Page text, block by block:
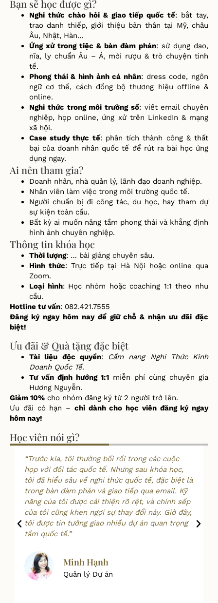
Bạn sẽ học được gì?
Nghi thức chào hỏi & giao tiếp quốc tế: bắt tay,
trao danh thiếp, giới thiệu bản thân tại Mỹ, châu
Âu, Nhật, Hàn…
Ứng xử trong tiệc & bàn đàm phán: sử dụng dao,
nĩa, ly chuẩn Âu – Á, mời rượu & trò chuyện tinh
tế.
Phong thái & hình ảnh cá nhân: dress code, ngôn
ngữ cơ thể, cách đồng bộ thương hiệu offline &
online.
Nghi thức trong môi trường số: viết email chuyên
nghiệp, họp online, ứng xử trên LinkedIn & mạng
xã hội.
Case study thực tế: phân tích thành công & thất
bại của doanh nhân quốc tế để rút ra bài học ứng
dụng ngay.
Ai nên tham gia?
Doanh nhân, nhà quản lý, lãnh đạo doanh nghiệp.
Nhân viên làm việc trong môi trường quốc tế.
Người chuẩn bị đi công tác, du học, hay tham dự
sự kiện toàn cầu.
Bất kỳ ai muốn nâng tầm phong thái và khẳng định
hình ảnh chuyên nghiệp.
Thông tin khóa học
Thời lượng: … bài giảng chuyên sâu.
Hình thức: Trực tiếp tại Hà Nội hoặc online qua
Zoom.
Loại hình: Học nhóm hoặc coaching 1:1 theo nhu
cầu.
Hotline tư vấn: 082.421.7555
Đăng ký ngay hôm nay để giữ chỗ & nhận ưu đãi đặc
biệt!
Ưu đãi & Quà tặng đặc biệt
Tài liệu độc quyền:
Cẩm nang Nghi Thức Kinh
Doanh Quốc Tế.
Tư vấn định hướng 1:1 miễn phí cùng chuyên gia
Hương Nguyễn.
Giảm 10% cho nhóm đăng ký từ 2 người trở lên.
Ưu đãi có hạn – chỉ dành cho học viên đăng ký ngay
hôm nay!
Học viên nói gì?
“Trước kia, tôi thường bối rối trong các cuộc
họp với đối tác quốc tế. Nhưng sau khóa học,
tôi đã hiểu sâu về nghi thức quốc tế, đặc biệt là
trong bàn đàm phán và giao tiếp qua email. Kỹ
năng của tôi được cải thiện rõ rệt, và chính sếp
của tôi cũng khen ngợi sự thay đổi này. Giờ đây,
tôi được tin tưởng giao nhiều dự án quan trọng
tầm quốc tế.”
Minh Hạnh
Quản lý Dự án